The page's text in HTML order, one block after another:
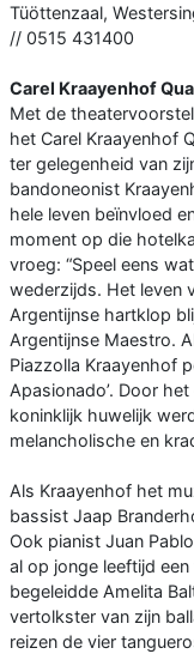
Tüöttenzaal,
// 0515 431400
Carel Kraayenhof
Met de
het Carel Kraayenhof
ter gelegenheid van
bandoneonist
hele leven beïnvloed
moment op die
vroeg: “Speel eens
wederzijds. Het leven
Argentijnse hartklop
Argentijnse Maestro.
Piazzolla Kraayenhof
Apasionado’. Door
koninklijk huwelijk
melancholische en
Als Kraayenhof het
bassist Jaap
Ook pianist Juan
al op jonge leeftijd
begeleidde Amelita
vertolkster van zijn
reizen de vier